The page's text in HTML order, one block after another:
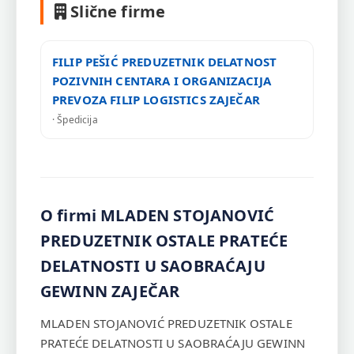
Slične firme
FILIP PEŠIĆ PREDUZETNIK DELATNOST
POZIVNIH CENTARA I ORGANIZACIJA
PREVOZA FILIP LOGISTICS ZAJEČAR
· Špedicija
O firmi MLADEN STOJANOVIĆ
PREDUZETNIK OSTALE PRATEĆE
DELATNOSTI U SAOBRAĆAJU
GEWINN ZAJEČAR
MLADEN STOJANOVIĆ PREDUZETNIK OSTALE
PRATEĆE DELATNOSTI U SAOBRAĆAJU GEWINN